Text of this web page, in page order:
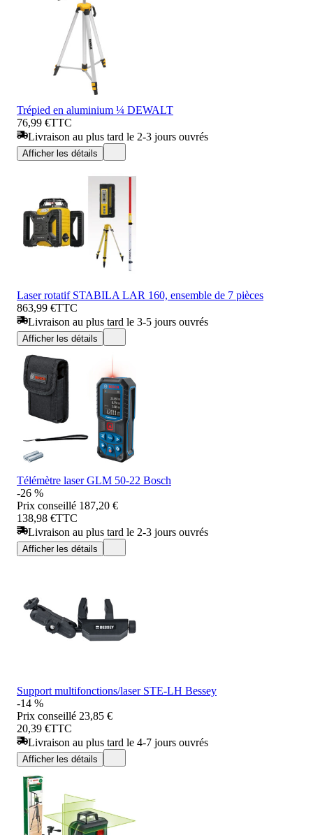
Trépied en aluminium ¼ DEWALT
76,99 €TTC
Livraison au plus tard le 2-3 jours ouvrés
Afficher les détails
Laser rotatif STABILA LAR 160, ensemble de 7 pièces
863,99 €TTC
Livraison au plus tard le 3-5 jours ouvrés
Afficher les détails
Télémètre laser GLM 50-22 Bosch
-26 %
Prix conseillé 187,20 €
138,98 €TTC
Livraison au plus tard le 2-3 jours ouvrés
Afficher les détails
Support multifonctions/laser STE-LH Bessey
-14 %
Prix conseillé 23,85 €
20,39 €TTC
Livraison au plus tard le 4-7 jours ouvrés
Afficher les détails